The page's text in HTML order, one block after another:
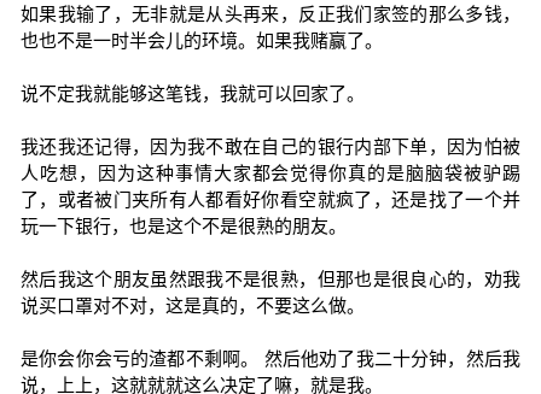
如果我输了，无非就是从头再来，反正我们家签的那么多钱，
也也不是一时半会儿的环境。如果我赌赢了。
说不定我就能够这笔钱，我就可以回家了。
我还我还记得，因为我不敢在自己的银行内部下单，因为怕被
人吃想，因为这种事情大家都会觉得你真的是脑脑袋被驴踢
了，或者被门夹所有人都看好你看空就疯了，还是找了一个并
玩一下银行，也是这个不是很熟的朋友。
然后我这个朋友虽然跟我不是很熟，但那也是很良心的，劝我
说买口罩对不对，这是真的，不要这么做。
是你会你会亏的渣都不剩啊。 然后他劝了我二十分钟，然后我
说，上上，这就就就这么决定了嘛，就是我。